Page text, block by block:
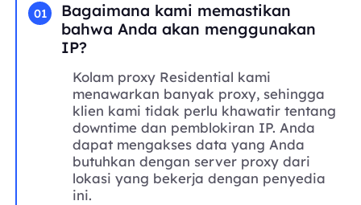
01
Bagaimana kami memastikan
bahwa Anda akan menggunakan
IP?
Kolam proxy Residential kami
menawarkan banyak proxy, sehingga
klien kami tidak perlu khawatir tentang
downtime dan pemblokiran IP. Anda
dapat mengakses data yang Anda
butuhkan dengan server proxy dari
lokasi yang bekerja dengan penyedia
ini.